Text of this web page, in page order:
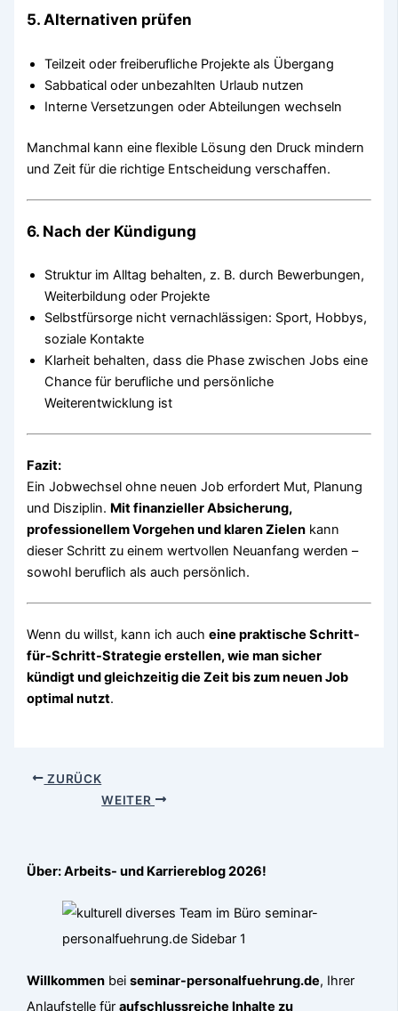
5. Alternativen prüfen
Teilzeit oder freiberufliche Projekte als Übergang
Sabbatical oder unbezahlten Urlaub nutzen
Interne Versetzungen oder Abteilungen wechseln
Manchmal kann eine flexible Lösung den Druck mindern
und Zeit für die richtige Entscheidung verschaffen.
6. Nach der Kündigung
Struktur im Alltag behalten, z. B. durch Bewerbungen,
Weiterbildung oder Projekte
Selbstfürsorge nicht vernachlässigen: Sport, Hobbys,
soziale Kontakte
Klarheit behalten, dass die Phase zwischen Jobs eine
Chance für berufliche und persönliche
Weiterentwicklung ist
Fazit:
Ein Jobwechsel ohne neuen Job erfordert Mut, Planung
und Disziplin. Mit finanzieller Absicherung,
professionellem Vorgehen und klaren Zielen kann
dieser Schritt zu einem wertvollen Neuanfang werden –
sowohl beruflich als auch persönlich.
Wenn du willst, kann ich aucheine praktische Schritt-
für-Schritt-Strategie erstellen, wie man sicher
kündigt und gleichzeitig die Zeit bis zum neuen Job
optimal nutzt.
ZURÜCK
WEITER
Über: Arbeits- und Karriereblog 2026!
Willkommen beiseminar-personalfuehrung.de, Ihrer
Anlaufstelle füraufschlussreiche Inhalte zu